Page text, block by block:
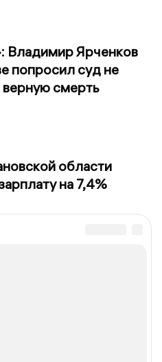
Владимир Ярченков
попросил суд не
верную смерть
области
на 7,4%